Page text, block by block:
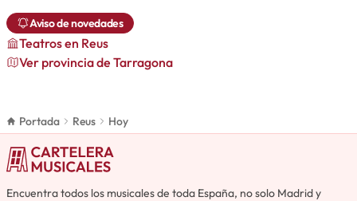
Aviso de novedades
Teatrosen Reus
Ver provincia de Tarragona
Portada Reus Hoy
Encuentra todos los musicales de toda España, no solo Madrid y